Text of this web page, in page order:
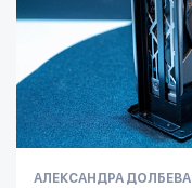
АЛЕКСАНДРА ДОЛБЕВА